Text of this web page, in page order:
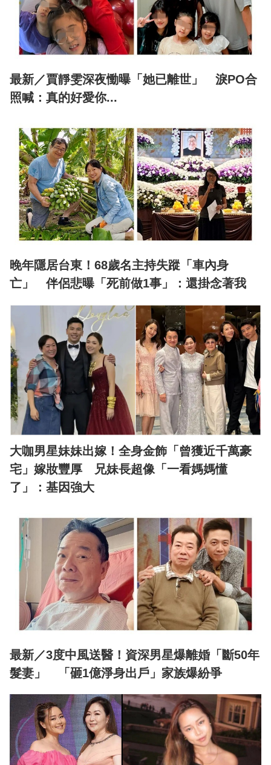
最新／賈靜雯深夜慟曝「她已離世」 淚PO合
照喊：真的好愛你...
晚年隱居台東！68歲名主持失蹤「車內身
亡」 伴侶悲曝「死前做1事」：還掛念著我
大咖男星妹妹出嫁！全身金飾「曾獲近千萬豪
宅」嫁妝豐厚 兄妹長超像「一看媽媽懂
了」：基因強大
最新／3度中風送醫！資深男星爆離婚「斷50年
髮妻」 「砸1億淨身出戶」家族爆紛爭